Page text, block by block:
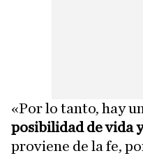
«Por lo tanto, hay
posibilidad de vida
proviene de la fe,